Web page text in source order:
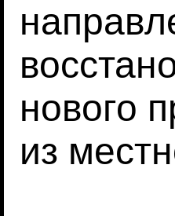
нового
из